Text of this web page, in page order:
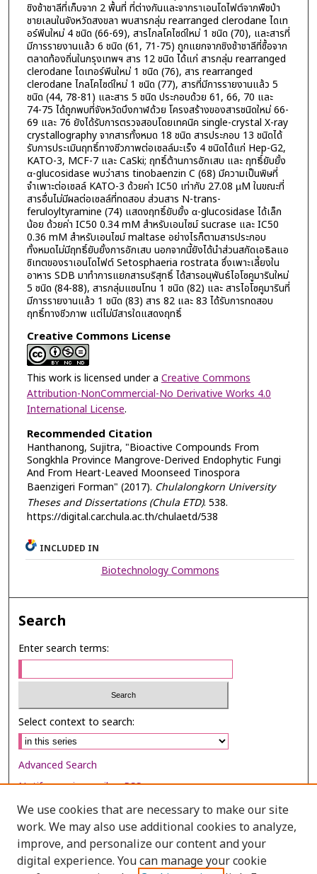
ชิงช้าชาลีที่เก็บจาก 2 พื้นที่ ที่ต่างกันและจากราเอนโดไฟต์จากพืชป่า
ชายเลนในจังหวัดสงขลา พบสารกลุ่ม rearranged clerodane ไดเท
อร์พีนใหม่ 4 ชนิด (66-69), สารไกลโคไซด์ใหม่ 1 ชนิด (70), และสารที่
มีการรายงานแล้ว 6 ชนิด (61, 71-75) ถูกแยกจากชิงช้าชาลีที่ซื้อจาก
ตลาดท้องถิ่นในกรุงเทพฯ สาร 12 ชนิด ได้แก่ สารกลุ่ม rearranged
clerodane ไดเทอร์พีนใหม่ 1 ชนิด (76), สาร rearranged
clerodane ไกลโคไซด์ใหม่ 1 ชนิด (77), สารที่มีการรายงานแล้ว 5
ชนิด (44, 78-81) และสาร 5 ชนิด ประกอบด้วย 61, 66, 70 และ
74-75 ได้ถูกพบที่จังหวัดบึงกาฬด้วย โครงสร้างของสารชนิดใหม่ 66-
69 และ 76 ยังได้รับการตรวจสอบโดยเทคนิค single-crystal X-ray
crystallography จากสารทั้งหมด 18 ชนิด สารประกอบ 13 ชนิดได้
รับการประเมินฤทธิ์ทางชีวภาพต่อเซลล์มะเร็ง 4 ชนิดได้แก่ Hep-G2,
KATO-3, MCF-7 และ CaSki; ฤทธิ์ต้านการอักเสบ และ ฤทธิ์ยับยั้ง
α-glucosidase พบว่าสาร tinobaenzin C (68) มีความเป็นพิษที่
จำเพาะต่อเซลล์ KATO-3 ด้วยค่า IC50 เท่ากับ 27.08 µM ในขณะที่
สารอื่นไม่มีผลต่อเซลล์ที่ทดสอบ ส่วนสาร N-trans-
feruloyltyramine (74) แสดงฤทธิ์ยับยั้ง α-glucosidase ได้เล็ก
น้อย ด้วยค่า IC50 0.34 mM สำหรับเอนไซม์ sucrase และ IC50
0.36 mM สำหรับเอนไซม์ maltase อย่างไรก็ตามสารประกอบ
ทั้งหมดไม่มีฤทธิ์ยับยั้งการอักเสบ นอกจากนี้ยังได้นำส่วนสกัดเอธิลแอ
ซิเทตของราเอนโดไฟต์ Setosphaeria rostrata ซึ่งเพาะเลี้ยงใน
อาหาร SDB มาทำการแยกสารบริสุทธิ์ ได้สารอนุพันธ์ไอโซคูมารินใหม่
5 ชนิด (84-88), สารกลุ่มแซนโทน 1 ชนิด (82) และ สารไอโซคูมารินที่
มีการรายงานแล้ว 1 ชนิด (83) สาร 82 และ 83 ได้รับการทดสอบ
ฤทธิ์ทางชีวภาพ แต่ไม่มีสารใดแสดงฤทธิ์
Creative Commons License
This work is licensed under a Creative Commons
Attribution-NonCommercial-No Derivative Works 4.0
International License.
Recommended Citation
Hanthanong, Sujitra, "Bioactive Compounds From
Songkhla Province Mangrove-Derived Endophytic Fungi
And From Heart-Leaved Moonseed Tinospora
Baenzigeri Forman" (2017). Chulalongkorn University
Theses and Dissertations (Chula ETD). 538.
https://digital.car.chula.ac.th/chulaetd/538
INCLUDED IN
Biotechnology Commons
Search
Enter search terms:
Select context to search:
Advanced Search
Notify me via email orRSS
Browse
Collections
Disciplines
We use cookies that are necessary to make our site
work. We may also use additional cookies to analyze,
improve, and personalize our content and your
digital experience. You can manage your cookie